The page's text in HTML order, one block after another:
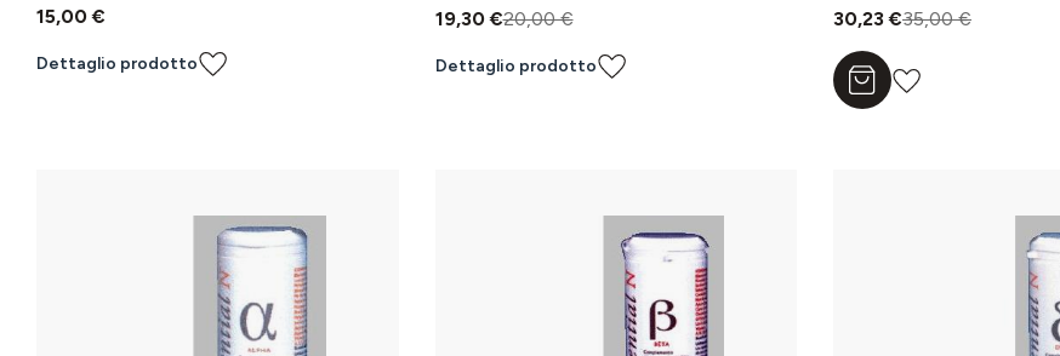
15,00 €
Dettaglio prodotto
19,30 €20,00 €
Dettaglio prodotto
30,23 €35,00 €
Aggiungi al carrello